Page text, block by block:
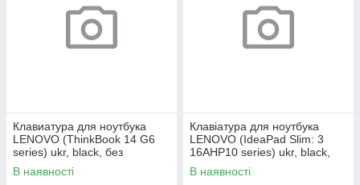
Клавиатура для ноутбука
LENOVO (ThinkBook 14 G6
series) ukr, black, без
фрейма, подсветка клавиш
(copilot)
В наявності
Клавіатура для ноутбука
LENOVO (IdeaPad Slim: 3
16AHP10 series) ukr, black,
без кадру, підсвічування
клавіш
В наявності